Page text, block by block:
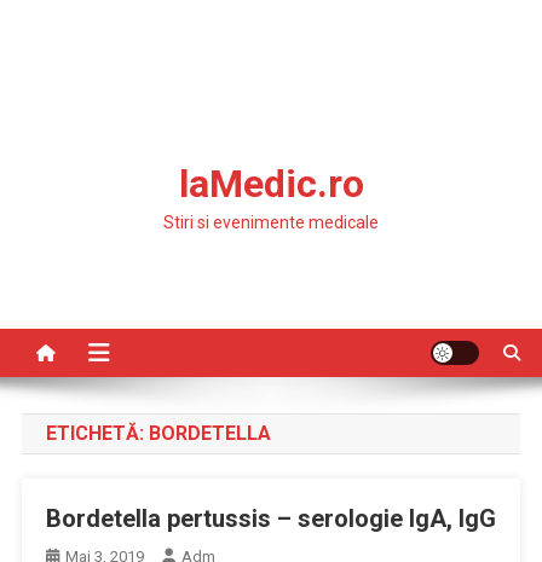
laMedic.ro
Stiri si evenimente medicale
ETICHETĂ: BORDETELLA
Bordetella pertussis – serologie IgA, IgG
Mai 3, 2019 Adm